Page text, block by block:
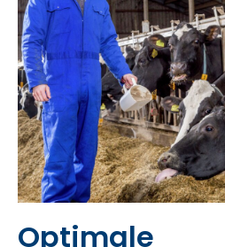
Optimale